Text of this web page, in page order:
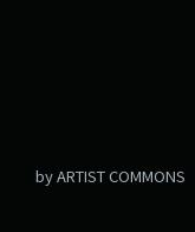
by ARTIST COMMONS